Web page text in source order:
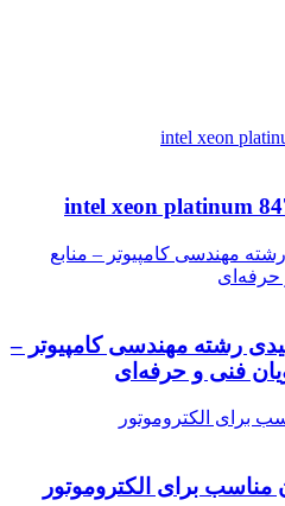
مهندسی کامپیوتر – منابع
حرفه‌ای
رشته مهندسی کامپیوتر –
فنی و حرفه‌ای
برای الکتروموتور
مناسب برای الکتروموتور